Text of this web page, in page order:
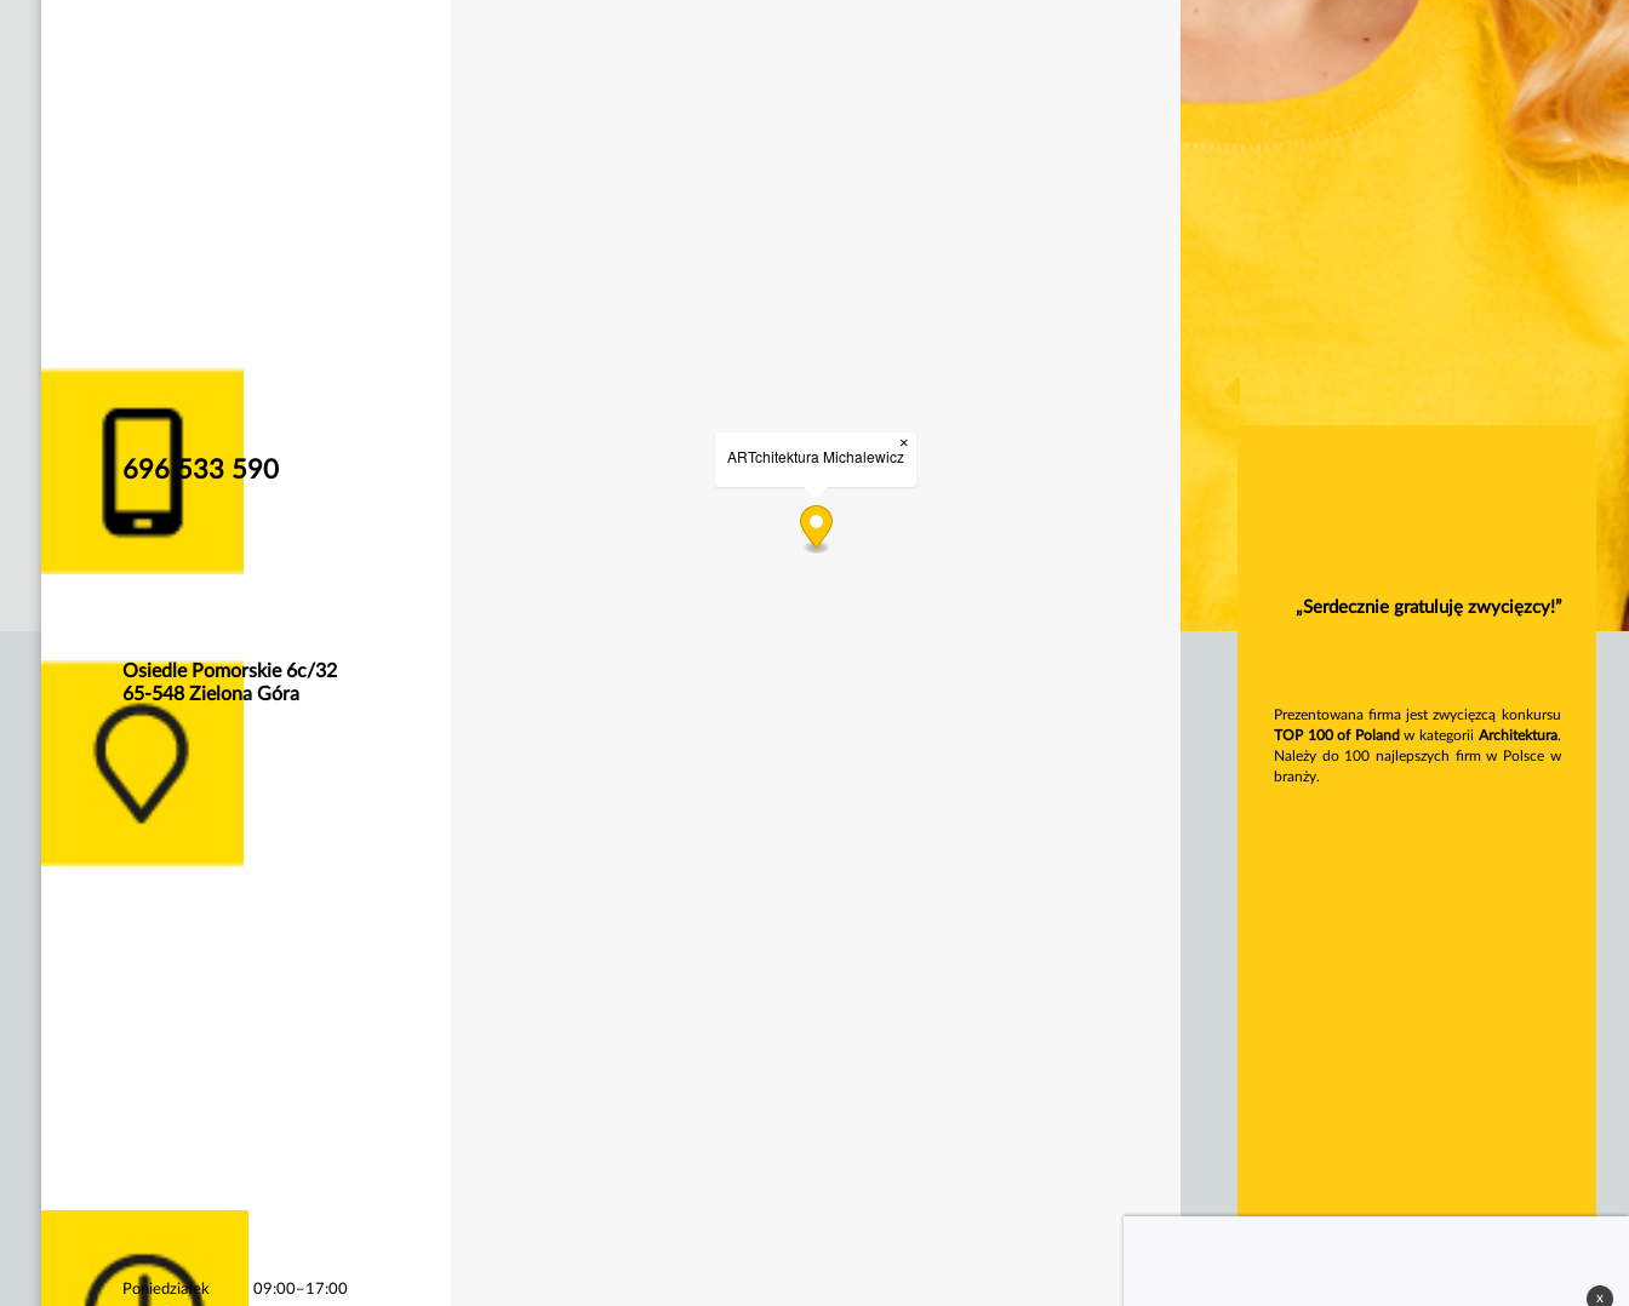
696 533 590
Osiedle Pomorskie 6c/32
65-548 Zielona Góra
Poniedziałek 09:00–17:00
ARTchitektura Michalewicz
×
„Serdecznie gratuluję zwycięzcy!”
Prezentowana firma jest zwycięzcą konkursu
TOP 100 of Poland w kategorii Architektura.
Należy do 100 najlepszych firm w Polsce w
branży.
x